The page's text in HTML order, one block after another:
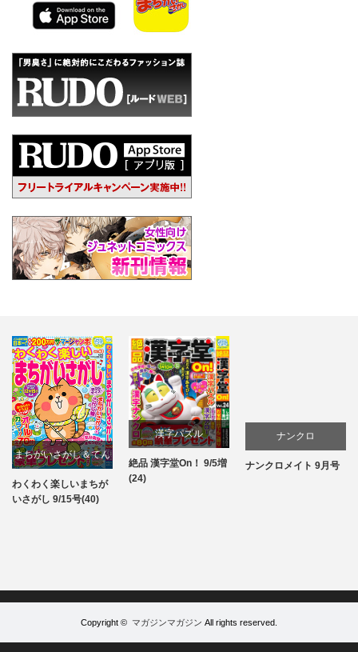
まちがいさがし＆てん
つなぎ
パズル
わくわく楽しいまちが
いさがし 9/15号(40)
漢字パズル
パズル
絶品 漢字堂On！ 9/5増
(24)
ナンクロ
パズル
ナンクロメイト 9月号
Copyright © マガジンマガジン All rights reserved.